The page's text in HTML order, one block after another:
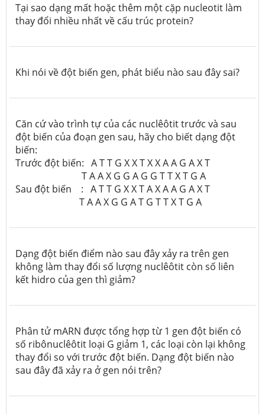
Tại sao dạng mất hoặc thêm một cặp nucleotit làm
thay đổi nhiều nhất về cấu trúc protein?
Khi nói về đột biến gen, phát biểu nào sau đây sai?
Căn cứ vào trình tự của các nuclêôtit trước và sau
đột biến của đoạn gen sau, hãy cho biết dạng đột
biến:
Trước đột biến: A T T G X X T X X A A G A X T
T A A X G G A G G T T X T G A
Sau đột biến : A T T G X X T A X A A G A X T
T A A X G G A T G T T X T G A
Dạng đột biến điểm nào sau đây xảy ra trên gen
không làm thay đổi số lượng nuclêôtit còn số liên
kết hidro của gen thì giảm?
Phân tử mARN được tổng hợp từ 1 gen đột biến có
số ribônuclêôtit loại G giảm 1, các loại còn lại không
thay đổi so với trước đột biến. Dạng đột biến nào
sau đây đã xảy ra ở gen nói trên?